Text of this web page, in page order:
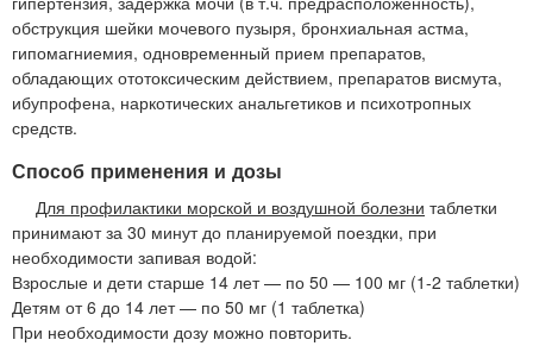
обструкция шейки мочевого пузыря, бронхиальная астма,
гипомагниемия, одновременный прием препаратов,
обладающих ототоксическим действием, препаратов висмута,
ибупрофена, наркотических анальгетиков и психотропных
средств.
Способ применения и дозы
Для профилактики морской и воздушной болезни таблетки
принимают за 30 минут до планируемой поездки, при
необходимости запивая водой:
Взрослые и дети старше 14 лет — по 50 — 100 мг (1-2 таблетки)
Детям от 6 до 14 лет — по 50 мг (1 таблетка)
При необходимости дозу можно повторить.